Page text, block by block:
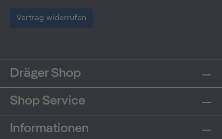
Vertrag widerrufen
Dräger Shop
Shop Service
Informationen